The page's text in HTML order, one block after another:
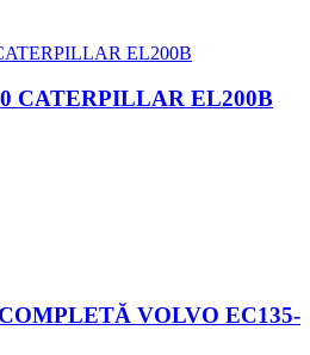
CATERPILLAR EL200B
VOLVO EC135-